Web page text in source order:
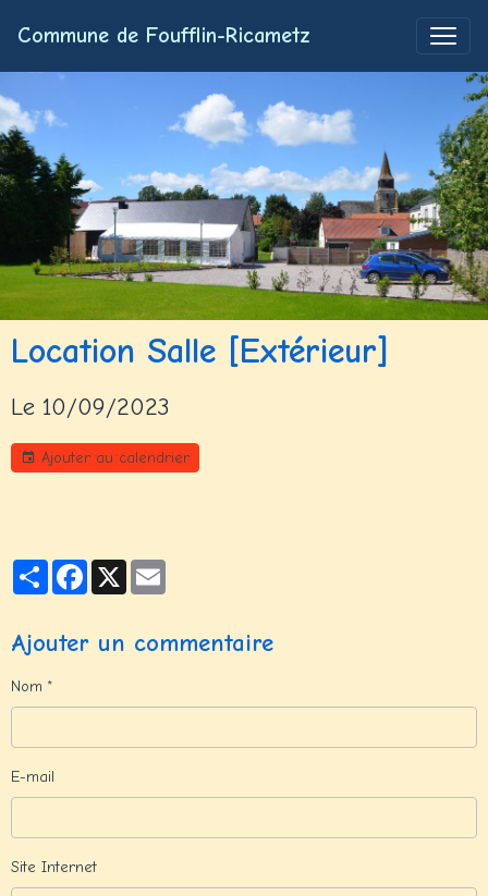
Commune de Foufflin-Ricametz
Location Salle [Extérieur]
Le 10/09/2023
Ajouter au calendrier
PartagerFacebook
X
Ajouter un commentaire
Nom
E-mail
Site Internet